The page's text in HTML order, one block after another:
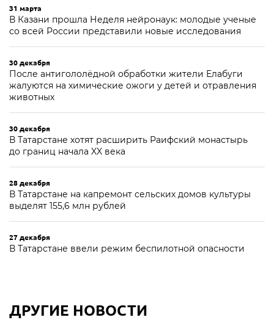
31 марта
В Казани прошла Неделя нейронаук: молодые ученые
со всей России представили новые исследования
30 декабря
После антигололёдной обработки жители Елабуги
жалуются на химические ожоги у детей и отравления
животных
30 декабря
В Татарстане хотят расширить Раифский монастырь
до границ начала XX века
28 декабря
В Татарстане на капремонт сельских домов культуры
выделят 155,6 млн рублей
27 декабря
В Татарстане ввели режим беспилотной опасности
ДРУГИЕ НОВОСТИ